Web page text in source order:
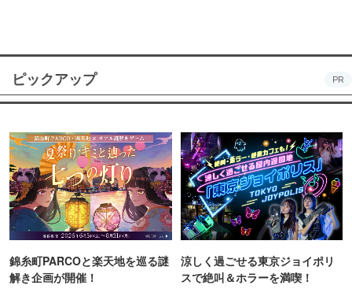
ピックアップ PR
錦糸町PARCOと楽天地を巡る謎
解き企画が開催！
涼しく過ごせる東京ジョイポリ
スで絶叫＆ホラーを満喫！